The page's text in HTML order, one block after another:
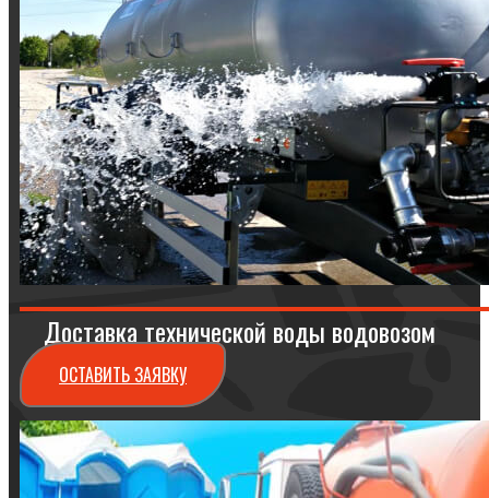
Доставка технической воды водовозом
ОСТАВИТЬ ЗАЯВКУ